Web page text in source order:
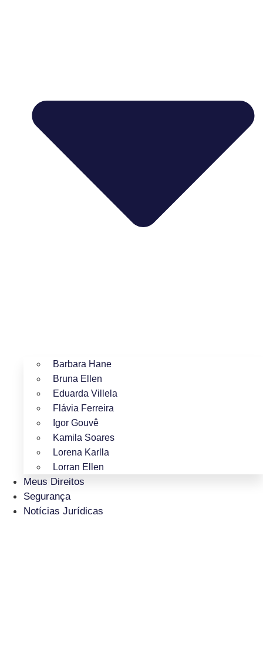
Barbara Hane
Bruna Ellen
Eduarda Villela
Flávia Ferreira
Igor Gouvê
Kamila Soares
Lorena Karlla
Lorran Ellen
Meus Direitos
Segurança
Notícias Jurídicas